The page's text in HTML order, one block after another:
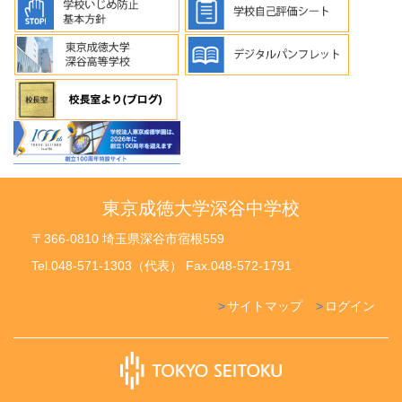
東京成徳大学深谷中学校
〒366-0810 埼玉県深谷市宿根559
Tel.048-571-1303（代表） Fax.048-572-1791
ログイン
サイトマップ